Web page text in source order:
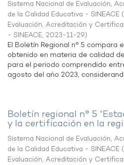
Sistema Nacional de Evaluación,
de la Calidad Educativa - SINEACE (
Evaluación, Acreditación y
- SINEACE, 2023-11-29)
El Boletín Regional n° 5 compara
obtenido en materia de calidad
para el periodo comprendido
agosto del año 2023,
Boletín regional n° 5
y la certificación en la
Sistema Nacional de Evaluación,
de la Calidad Educativa - SINEACE (
Evaluación, Acreditación y